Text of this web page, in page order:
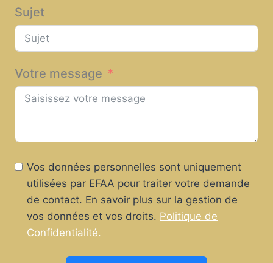
Sujet
Votre message
Vos données personnelles sont uniquement
utilisées par EFAA pour traiter votre demande
de contact. En savoir plus sur la gestion de
vos données et vos droits. Politique de
Confidentialité.